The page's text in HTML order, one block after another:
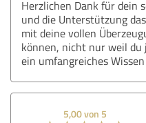
Herzlichen Dank für dein
und die Unterstützung
mit deine vollen
können, nicht nur weil du
ein umfangreiches
5,00 von 5